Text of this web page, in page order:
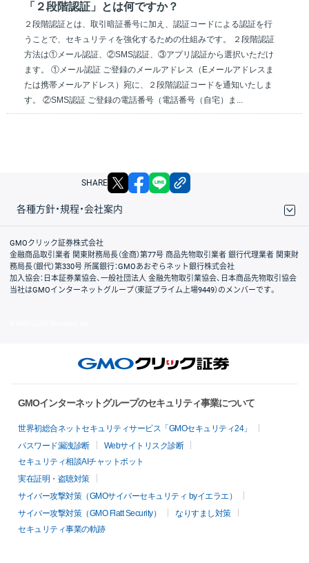
「２段階認証」とは何ですか？
２段階認証とは、取引暗証番号に加え、認証コードによる認証を行
うことで、セキュリティを強化するための仕組みです。 ２段階認証
方法は①メール認証、②SMS認証、③アプリ認証から選択いただけ
ます。 ①メール認証 ご登録のメールアドレス（Eメールアドレスま
たは携帯メールアドレス）宛に、２段階認証コードを通知いたしま
す。 ②SMS認証 ご登録の電話番号（電話番号（自宅）ま...
SHARE X facebook
各種方針・規程・会社案内
取引規程・約款
サイトマップ
その他のご案内
個人情報保護方針
最良執行方針
サイトのご利用について
ディスクレイマー
信託保全
リスク説明
会社案内
GMOクリック証券株式会社
金融商品取引業者 関東財務局長（金商）第77号 商品先物取引業者 銀行代理業者 関東財
務局長（銀代）第330号 所属銀行：GMOあおぞらネット銀行株式会社
加入協会：日本証券業協会、一般社団法人 金融先物取引業協会、日本商品先物取引協会
当社はGMOインターネットグループ（東証プライム上場9449）のメンバーです。
GMOインターネットグループのセキュリティ事業について
世界初総合ネットセキュリティサービス「GMOセキュリティ24」
パスワード漏洩診断
Webサイトリスク診断
セキュリティ相談AIチャットボット
実在証明・盗聴対策
サイバー攻撃対策（GMOサイバーセキュリティ byイエラエ）
サイバー攻撃対策（GMO Flatt Security）
なりすまし対策
セキュリティ事業の軌跡